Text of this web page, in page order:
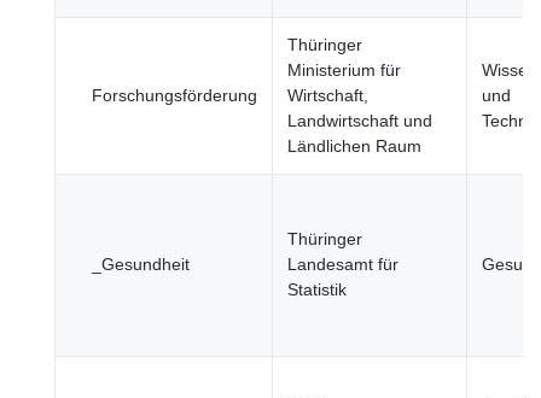
Forschungsförderung
Thüringer
Ministerium für
Wirtschaft,
Landwirtschaft und
Ländlichen Raum
und
_Gesundheit
Thüringer
Landesamt für
Statistik